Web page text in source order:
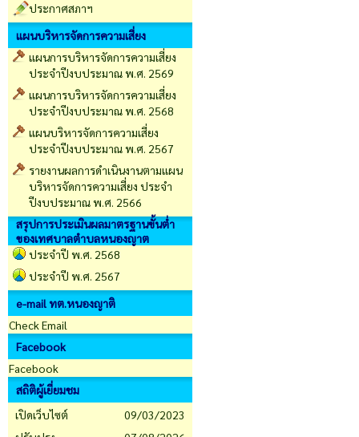
ประกาศสภาฯ
แผนบริหารจัดการความเสี่ยง
แผนการบริหารจัดการความเสี่ยง
ประจำปีงบประมาณ พ.ศ. 2569
แผนการบริหารจัดการความเสี่ยง
ประจำปีงบประมาณ พ.ศ. 2568
แผนบริหารจัดการความเสี่ยง
ประจำปีงบประมาณ พ.ศ. 2567
รายงานผลการดำเนินงานตามแผน
บริหารจัดการความเสี่ยง ประจำ
ปีงบประมาณ พ.ศ. 2566
สรุปการประเมินผลมาตรฐานขั้นต่ำ
ของเทศบาลตำบลหนองญาต
ประจำปี พ.ศ. 2568
ประจำปี พ.ศ. 2567
e-mail ทต.หนองญาติ
Check Email
Facebook
Facebook
สถิติผู้เยี่ยมชม
เปิดเว็บไซต์
09/03/2023